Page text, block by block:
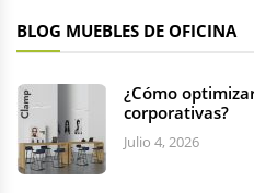
BLOG MUEBLES DE OFICINA
¿Cómo
corporativas?
Julio 4, 2026